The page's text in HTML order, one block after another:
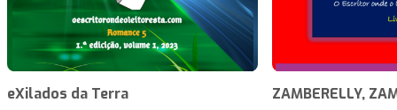
eXilados da Terra ZAMBERELLY,